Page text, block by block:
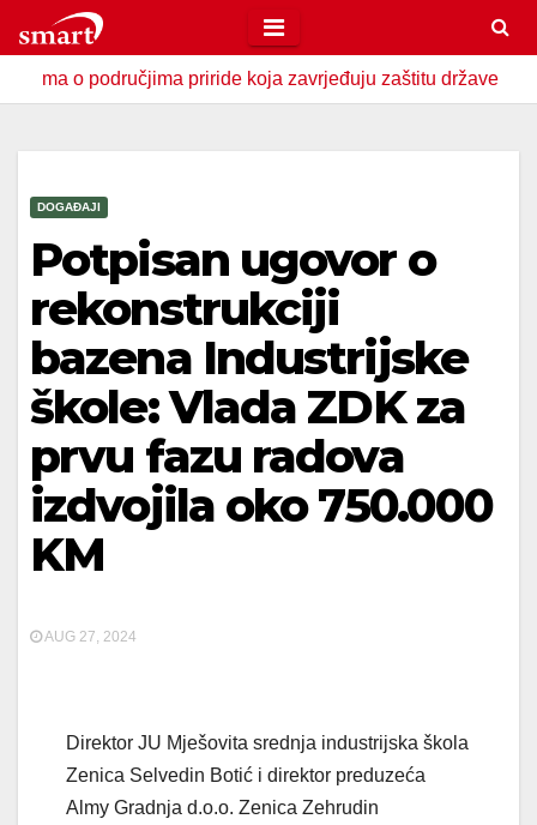
to
content
priride koja zavrjeđuju zaštitu države U
DOGAĐAJI
Potpisan ugovor o
rekonstrukciji
bazena Industrijske
škole: Vlada ZDK za
prvu fazu radova
izdvojila oko 750.000
KM
AUG 27, 2024
Direktor JU Mješovita srednja industrijska škola
Zenica Selvedin Botić i direktor preduzeća
Almy Gradnja d.o.o. Zenica Zehrudin